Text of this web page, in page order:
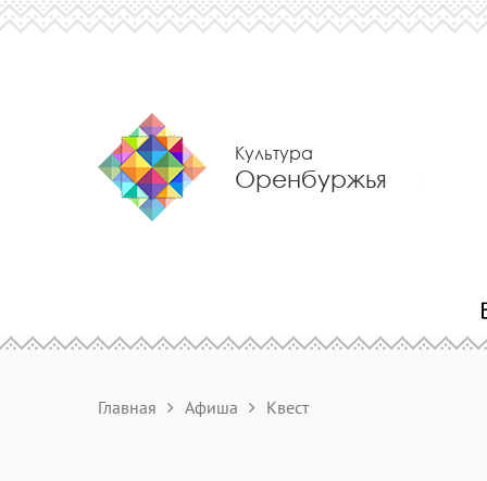
Культура
Оренбуржья
Главная Афиша Квест